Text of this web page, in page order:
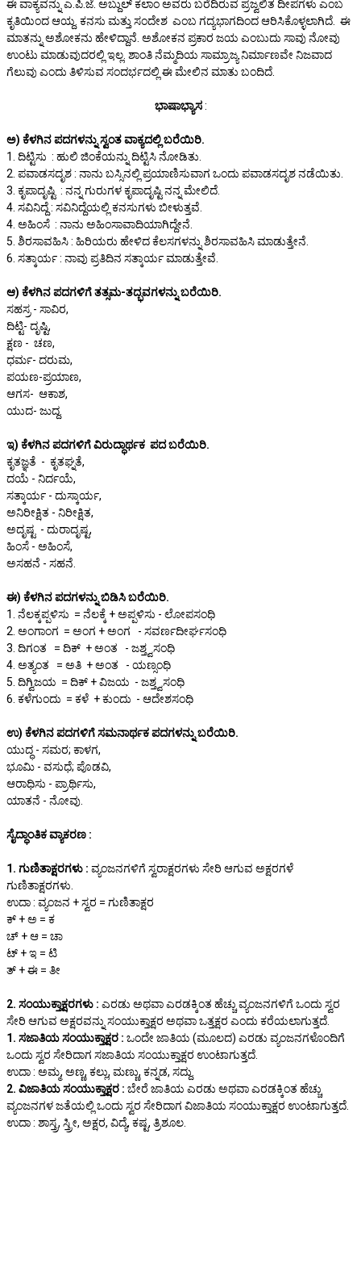
ಈ ವಾಕ್ಯವನ್ನು ಎ.ಪಿ.ಜೆ. ಅಬ್ದುಲ್ ಕಲಾಂ ಅವರು ಬರೆದಿರುವ ಪ್ರಜ್ವಲಿತ ದೀಪಗಳು ಎಂಬ
ಕೃತಿಯಿಂದ ಆಯ್ದ. ಕನಸು ಮತ್ತು ಸಂದೇಶ ಎಂಬ ಗದ್ಯಭಾಗದಿಂದ ಆರಿಸಿಕೊಳ್ಳಲಾಗಿದೆ. ಈ
ಮಾತನ್ನು ಅಶೋಕನು ಹೇಳಿದ್ದಾನೆ. ಅಶೋಕನ ಪ್ರಕಾರ ಜಯ ಎಂಬುದು ಸಾವು ನೋವು
ಉಂಟು ಮಾಡುವುದರಲ್ಲಿ ಇಲ್ಲ. ಶಾಂತಿ ನೆಮ್ಮದಿಯ ಸಾಮ್ರಾಜ್ಯ ನಿರ್ಮಾಣವೇ ನಿಜವಾದ
ಗೆಲುವು ಎಂದು ತಿಳಿಸುವ ಸಂದರ್ಭದಲ್ಲಿ ಈ ಮೇಲಿನ ಮಾತು ಬಂದಿದೆ.
ಭಾಷಾಭ್ಯಾಸ:
ಅ) ಕೆಳಗಿನ ಪದಗಳನ್ನು ಸ್ವಂತ ವಾಕ್ಯದಲ್ಲಿ ಬರೆಯಿರಿ.
1. ದಿಟ್ಟಿಸು : ಹುಲಿ ಜಿಂಕೆಯನ್ನು ದಿಟ್ಟಿಸಿ ನೋಡಿತು.
2. ಪವಾಡಸದೃಶ : ನಾನು ಬಸ್ಸಿನಲ್ಲಿ ಪ್ರಯಾಣಿಸುವಾಗ ಒಂದು ಪವಾಡಸದೃಶ ನಡೆಯಿತು.
3. ಕೃಪಾದೃಷ್ಟಿ : ನನ್ನ ಗುರುಗಳ ಕೃಪಾದೃಷ್ಟಿ ನನ್ನ ಮೇಲಿದೆ.
4. ಸವಿನಿದ್ದೆ : ಸವಿನಿದ್ದೆಯಲ್ಲಿ ಕನಸುಗಳು ಬೀಳುತ್ತವೆ.
4. ಅಹಿಂಸೆ : ನಾನು ಅಹಿಂಸಾವಾದಿಯಾಗಿದ್ದೇನೆ.
5. ಶಿರಸಾವಹಿಸಿ : ಹಿರಿಯರು ಹೇಳಿದ ಕೆಲಸಗಳನ್ನು ಶಿರಸಾವಹಿಸಿ ಮಾಡುತ್ತೇನೆ.
6. ಸತ್ಕಾರ್ಯ : ನಾವು ಪ್ರತಿದಿನ ಸತ್ಕಾರ್ಯ ಮಾಡುತ್ತೇವೆ.
ಆ) ಕೆಳಗಿನ ಪದಗಳಿಗೆ ತತ್ಸಮ-ತದ್ಭವಗಳನ್ನು ಬರೆಯಿರಿ.
ಸಹಸ್ರ - ಸಾವಿರ,
ದಿಟ್ಟಿ- ದೃಷ್ಟಿ,
ಕ್ಷಣ - ಚಣ,
ಧರ್ಮ- ದರುಮ,
ಪಯಣ-ಪ್ರಯಾಣ,
ಆಗಸ- ಆಕಾಶ,
ಯುದ- ಜುದ್ದ.
ಇ) ಕೆಳಗಿನ ಪದಗಳಿಗೆ ವಿರುದ್ಧಾರ್ಥಕ ಪದ ಬರೆಯಿರಿ.
ಕೃತಜ್ಞತೆ - ಕೃತಘ್ನತೆ,
ದಯೆ - ನಿರ್ದಯೆ,
ಸತ್ಕಾರ್ಯ - ದುಸ್ಕಾರ್ಯ,
ಅನಿರೀಕ್ಷಿತ - ನಿರೀಕ್ಷಿತ,
ಅದೃಷ್ಟ - ದುರಾದೃಷ್ಟ,
ಹಿಂಸೆ - ಅಹಿಂಸೆ,
ಅಸಹನೆ - ಸಹನೆ.
ಈ) ಕೆಳಗಿನ ಪದಗಳನ್ನು ಬಿಡಿಸಿ ಬರೆಯಿರಿ.
1. ನೆಲಕ್ಕಪ್ಪಳಿಸು = ನೆಲಕ್ಕೆ + ಅಪ್ಪಳಿಸು - ಲೋಪಸಂಧಿ
2. ಅಂಗಾಂಗ = ಅಂಗ + ಅಂಗ - ಸವರ್ಣದೀರ್ಘಸಂಧಿ
3. ದಿಗಂತ = ದಿಕ್ + ಅಂತ - ಜಶ್ತ್ವಸಂಧಿ
4. ಅತ್ಯಂತ = ಅತಿ + ಅಂತ - ಯಣ್ಸಂಧಿ
5. ದಿಗ್ವಿಜಯ = ದಿಕ್ + ವಿಜಯ - ಜಶ್ತ್ವಸಂಧಿ
6. ಕಳೆಗುಂದು = ಕಳೆ + ಕುಂದು - ಆದೇಶಸಂಧಿ
ಉ) ಕೆಳಗಿನ ಪದಗಳಿಗೆ ಸಮನಾರ್ಥಕ ಪದಗಳನ್ನು ಬರೆಯಿರಿ.
ಯುದ್ಧ - ಸಮರ; ಕಾಳಗ,
ಭೂಮಿ - ವಸುಧೆ; ಪೊಡವಿ,
ಆರಾಧಿಸು - ಪ್ರಾರ್ಥಿಸು,
ಯಾತನೆ - ನೋವು.
ಸೈದ್ಧಾಂತಿಕ ವ್ಯಾಕರಣ :
1. ಗುಣಿತಾಕ್ಷರಗಳು : ವ್ಯಂಜನಗಳಿಗೆ ಸ್ವರಾಕ್ಷರಗಳು ಸೇರಿ ಆಗುವ ಅಕ್ಷರಗಳೆ
ಗುಣಿತಾಕ್ಷರಗಳು.
ಉದಾ : ವ್ಯಂಜನ + ಸ್ವರ = ಗುಣಿತಾಕ್ಷರ
ಕ್ + ಅ = ಕ
ಚ್ + ಆ = ಚಾ
ಟ್ + ಇ = ಟಿ
ತ್ + ಈ = ತೀ
2. ಸಂಯುಕ್ತಾಕ್ಷರಗಳು : ಎರಡು ಅಥವಾ ಎರಡಕ್ಕಿಂತ ಹೆಚ್ಚು ವ್ಯಂಜನಗಳಿಗೆ ಒಂದು ಸ್ವರ
ಸೇರಿ ಆಗುವ ಅಕ್ಷರವನ್ನು ಸಂಯುಕ್ತಾಕ್ಷರ ಅಥವಾ ಒತ್ತಕ್ಷರ ಎಂದು ಕರೆಯಲಾಗುತ್ತದೆ.
1. ಸಜಾತಿಯ ಸಂಯುಕ್ತಾಕ್ಷರ : ಒಂದೇ ಜಾತಿಯ (ಮೂಲದ) ಎರಡು ವ್ಯಂಜನಗಳೊಂದಿಗೆ
ಒಂದು ಸ್ವರ ಸೇರಿದಾಗ ಸಜಾತಿಯ ಸಂಯುಕ್ತಾಕ್ಷರ ಉಂಟಾಗುತ್ತದೆ.
ಉದಾ : ಅಮ್ಮ, ಅಣ್ಣ, ಕಲ್ಲು, ಮಣ್ಣು, ಕನ್ನಡ, ಸದ್ದು.
2. ವಿಜಾತಿಯ ಸಂಯುಕ್ತಾಕ್ಷರ : ಬೇರೆ ಜಾತಿಯ ಎರಡು ಅಥವಾ ಎರಡಕ್ಕಿಂತ ಹೆಚ್ಚು
ವ್ಯಂಜನಗಳ ಜತೆಯಲ್ಲಿ ಒಂದು ಸ್ವರ ಸೇರಿದಾಗ ವಿಜಾತಿಯ ಸಂಯುಕ್ತಾಕ್ಷರ ಉಂಟಾಗುತ್ತದೆ.
ಉದಾ : ಶಾಸ್ತ್ರ, ಸ್ತ್ರೀ, ಅಕ್ಷರ, ವಿದ್ಯೆ, ಕಷ್ಟ, ತ್ರಿಶೂಲ.